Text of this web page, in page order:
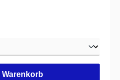
Warenkorb